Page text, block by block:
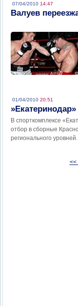
07/04/2010 14:47
Валуев
01/04/2010 20:51
В спорткомплексе
отбор в сборные
регионального уровней.